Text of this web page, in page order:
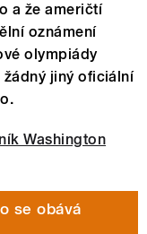
a že američtí
oznámení
olympiády
žádný jiný oficiální
Washington
se obává